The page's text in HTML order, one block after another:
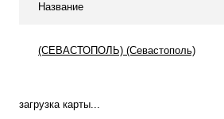
Название
(СЕВАСТОПОЛЬ) (Севастополь)
загрузка карты...